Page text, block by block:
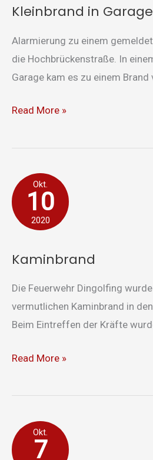
Kleinbrand in Garage
Alarmierung zu einem
die Hochbrückenstraße. In
Garage kam es zu einem Brand
Read More »
Okt.
10
2020
Kaminbrand
Die Feuerwehr Dingolfing
vermutlichen Kaminbrand in
Beim Eintreffen der Kräfte
Kaminbrand
Read More »
Okt.
7
Verkehrsabsicherung